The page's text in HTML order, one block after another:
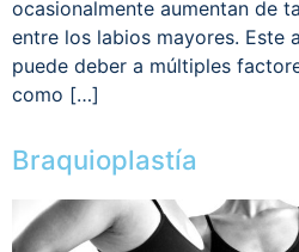
ocasionalmente aumentan de
entre los labios mayores. Este
puede deber a múltiples
como […]
Braquioplastía